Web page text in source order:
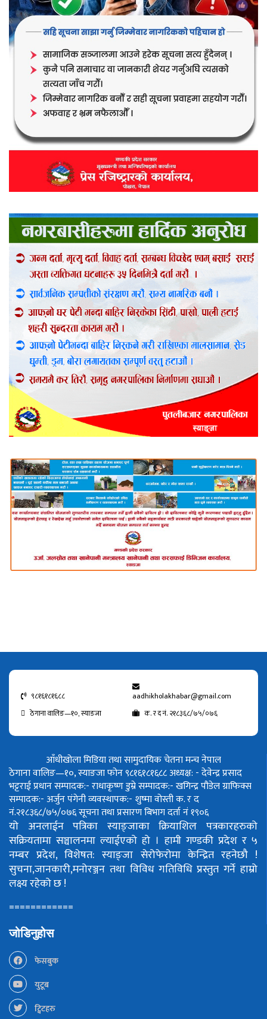
९८१६१८१६८८
aadhikholakhabar@gmail.com
ठेगाना वालिङ—१०, स्याङजा
क. र द नं. २१८३६८/७५/०७६
आँधीखोला मिडिया तथा सामुदायिक चेतना मन्च नेपाल
ठेगाना वालिङ—१०, स्याङजा फोन ९८१६१८१६८८अध्यक्ष: - देवेन्द्र प्रसाद
भट्टराईप्रधान सम्पादक:- राधाकृष्ण डुम्रेसम्पादक:- खगिन्द्र पौडेलग्राफिक्स
सम्पादक:- अर्जुन पंगेनीव्यवस्थापक:- शुष्मा वोस्तीक. र द
नं.२१८३६८/७५/०७६सूचना तथा प्रसारण बिभाग दर्ता नं १९०६
यो अनलाईन पत्रिका स्याङ्जाका क्रियाशिल पत्रकारहरुको
सक्रियतामा सञ्चालनमा ल्याईएको हो । हामी गण्डकी प्रदेश र ५
नम्बर प्रदेश, विशेषत: स्याङ्जा सेरोफेरोमा केन्द्रित रहनेछौ !
सुचना,जानकारी,मनोरञ्जन तथा विविध गतिविधि प्रस्तुत गर्ने हाम्रो
लक्ष्य रहेको छ !
============
जोडिनुहोस
फेसबुक
युटूब
ट्विटहरु